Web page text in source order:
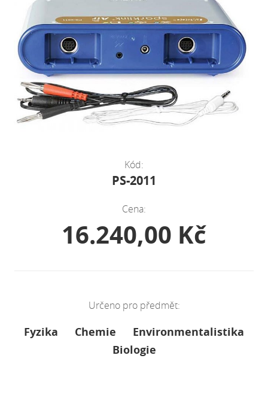
Kód:
PS-2011
Cena:
16.240,00 Kč
Určeno pro předmět:
Fyzika Chemie
Environmentalistika
Biologie